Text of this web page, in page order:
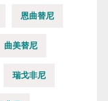
恩曲替尼
曲美替尼
瑞戈非尼